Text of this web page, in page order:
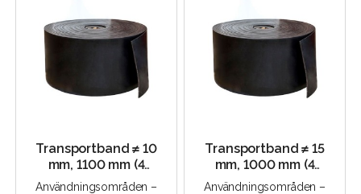
Transportband ≠ 10
mm, 1100 mm (4
kordlager)
Användningsområden –
Transportband ≠ 15
mm, 1000 mm (4
kordlager)
Användningsområden –